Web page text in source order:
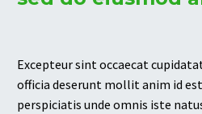
Excepteur sint occaecat
officia deserunt mollit anim id
perspiciatis unde omnis iste